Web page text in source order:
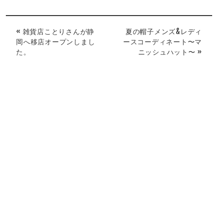
« 雑貨店ことりさんが静
岡へ移店オープンしまし
た。
夏の帽子メンズ&レディ
ースコーディネート〜マ
ニッシュハット〜 »